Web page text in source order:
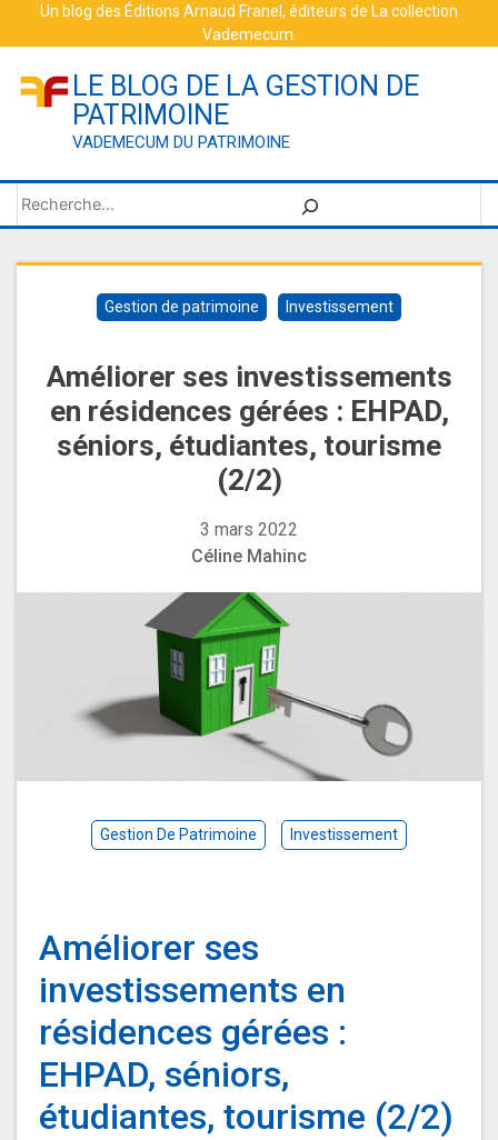
Un blog des Éditions Arnaud Franel , éditeurs de La collection
Vademecum
LE BLOG DE LA GESTION DE
PATRIMOINE
VADEMECUM DU PATRIMOINE
Rechercher
Gestion de patrimoine Investissement
Améliorer ses investissements
en résidences gérées : EHPAD,
séniors, étudiantes, tourisme
(2/2)
3 mars 2022
Céline Mahinc
Gestion De Patrimoine Investissement
Améliorer ses
investissements en
résidences gérées :
EHPAD, séniors,
étudiantes, tourisme (2/2)